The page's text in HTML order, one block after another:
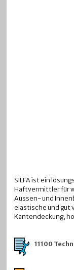
SILFA ist ein
Haftvermittler für
Aussen- und
elastische und gut
Kantendeckung,
11100